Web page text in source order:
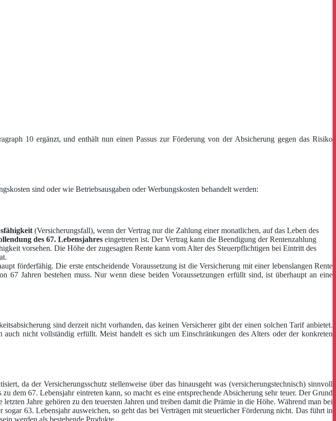
10 ergänzt, und enthält nun einen Passus zur Förderung von der Absicherung gegen das Risiko
sind oder wie Betriebsausgaben oder Werbungskosten behandelt werden:
(Versicherungsfall), wenn der Vertrag nur die Zahlung einer monatlichen, auf das Leben des
des 67. Lebensjahres eingetreten ist. Der Vertrag kann die Beendigung der Rentenzahlung
vorsehen. Die Höhe der zugesagten Rente kann vom Alter des Steuerpflichtigen bei Eintritt des
förderfähig. Die erste entscheidende Voraussetzung ist die Versicherung mit einer lebenslangen Rente
Jahren bestehen muss. Nur wenn diese beiden Voraussetzungen erfüllt sind, ist überhaupt an eine
sind derzeit nicht vorhanden, das keinen Versicherer gibt der einen solchen Tarif anbietet.
nicht vollständig erfüllt. Meist handelt es sich um Einschränkungen des Alters oder der konkreten
da der Versicherungsschutz stellenweise über das hinausgeht was (versicherungstechnisch) sinnvoll
dem 67. Lebensjahr eintreten kann, so macht es eine entsprechende Absicherung sehr teuer. Der Grund
Jahre gehören zu den teuersten Jahren und treiben damit die Prämie in die Höhe. Während man bei
63. Lebensjahr ausweichen, so geht das bei Verträgen mit steuerlicher Förderung nicht. Das führt in
werden als bestehende Produkte.